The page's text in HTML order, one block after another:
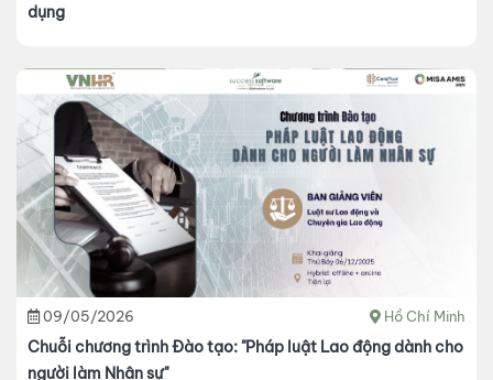
dụng
09/05/2026 Hồ Chí Minh
Chuỗi chương trình Đào tạo: "Pháp luật Lao động dành cho
người làm Nhân sự"